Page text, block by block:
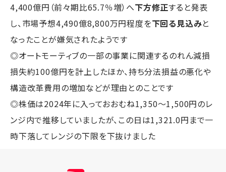
4,400億円（前々期比65.7％増）へ下方修正すると発表
し、市場予想4,490億8,800万円程度を下回る見込みと
なったことが嫌気されたようです
◎オートモーティブの一部の事業に関連するのれん減損
損失約100億円を計上したほか、持ち分法損益の悪化や
構造改革費用の増加などが理由とのことです
◎株価は2024年に入っておおむね1,350～1,500円のレ
ンジ内で推移していましたが、この日は1,321.0円まで一
時下落してレンジの下限を下抜けました